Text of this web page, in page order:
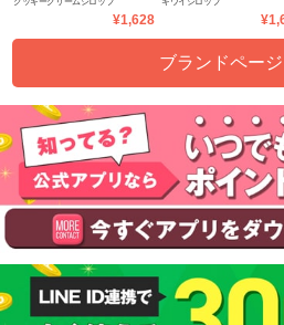
¥1,628
ブランドペー